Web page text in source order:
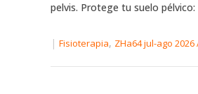
pelvis. Protege tu suelo
| Fisioterapia, ZHa64 jul-ago 2026